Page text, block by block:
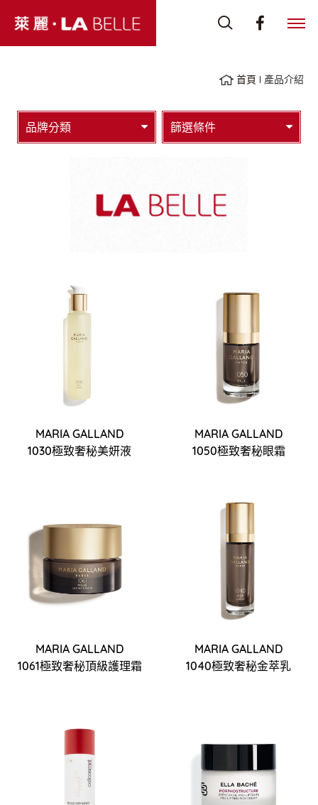
首頁 產品介紹
品牌分類 篩選條件
MARIA GALLAND
1030極致奢秘美妍液
MARIA GALLAND
1050極致奢秘眼霜
MARIA GALLAND
1061極致奢秘頂級護理霜
MARIA GALLAND
1040極致奢秘金萃乳